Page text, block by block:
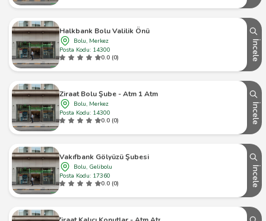
Halkbank Bolu Valilik Önü
Bolu, Merkez
Posta Kodu: 14300
0.0 (0)
İncele
Ziraat Bolu Şube - Atm 1 Atm
Bolu, Merkez
Posta Kodu: 14300
0.0 (0)
İncele
Vakıfbank Gölyüzü Şubesi
Bolu, Gelibolu
Posta Kodu: 17360
0.0 (0)
İncele